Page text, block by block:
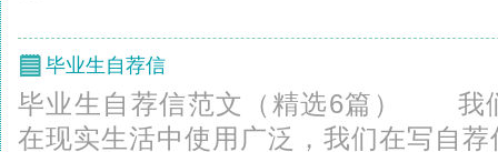
毕业生自荐信
毕业生自荐信范文（精选6篇） 我
在现实生活中使用广泛，我们在写自